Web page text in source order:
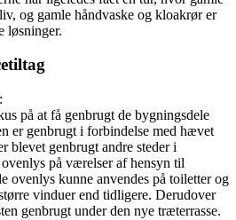
og gamle håndvaske og kloakrør er
løsninger.
på at få genbrugt de bygningsdele
er genbrugt i forbindelse med hævet
blevet genbrugt andre steder i
på værelser af hensyn til
ovenlys kunne anvendes på toiletter og
vinduer end tidligere. Derudover
genbrugt under den nye træterrasse.